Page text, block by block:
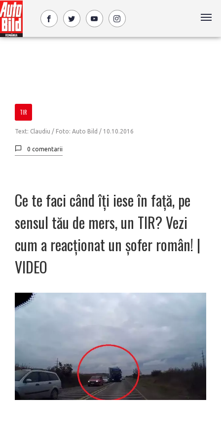
TIR
Text: Claudiu / Foto: Auto Bild / 10.10.2016
0 comentarii
Ce te faci când îți iese în față, pe
sensul tău de mers, un TIR? Vezi
cum a reacționat un șofer român! |
VIDEO